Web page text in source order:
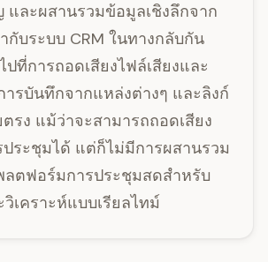
และผสานรวมข้อมูลเชิงลึกจาก
กับระบบ CRM ในทางกลับกัน
ปที่การถอดเสียงไฟล์เสียงและ
ารบันทึกจากแหล่งต่างๆ และลิงก์
ตรง แม้ว่าจะสามารถถอดเสียง
ระชุมได้ แต่ก็ไม่มีการผสานรวม
ตฟอร์มการประชุมสดสำหรับ
เคราะห์แบบเรียลไทม์